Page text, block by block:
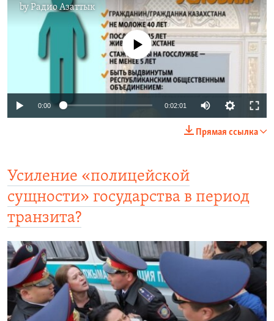
byРадио Азаттык
No media source currently available
0:00 0:02:01
Прямая ссылка
Усиление «полицейской
сущности» государства в период
транзита?